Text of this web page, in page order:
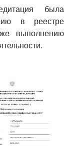
была
в реестре
выполнению